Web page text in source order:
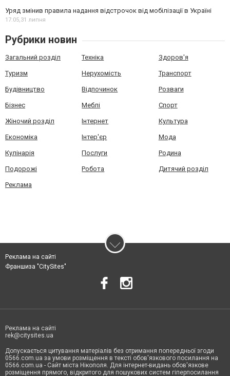
Уряд змінив правила надання відстрочок від мобілізації в Україні
17:05,31 липня
Рубрики новин
Загальний розділ Техніка Здоров'я
Туризм Нерухомість Транспорт
Будівництво Відпочинок Розваги
Бізнес Меблі Спорт
Жіночий розділ Інтернет Культура
Економіка Інтер'єр Мода
Кулінарія Послуги Родина
Подорожі Робота Дитячий розділ
Реклама
Реклама на сайті
Франшиза "CitySites"
Реклама на сайті
rek@citysites.ua
Допускається цитування матеріалів без отримання попередньої згоди
0566.com.ua за умови розміщення в тексті обов'язкового посилання на
0566.com.ua - Сайт міста Нікополя. Для інтернет-видань обов'язкове
розміщення прямого, відкритого для пошукових систем гіперпосилання